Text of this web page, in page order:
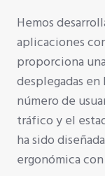
Hemos
aplicaciones
proporciona
desplegadas
número de
tráfico y el
ha sido
ergonómica